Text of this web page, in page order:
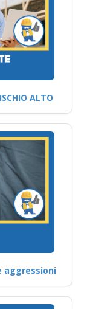
ALTO
aggressioni